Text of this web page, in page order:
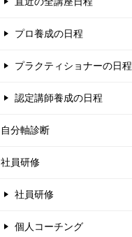
プロ養成の日程
プラクティショナーの日程
認定講師養成の日程
自分軸診断
社員研修
社員研修
個人コーチング